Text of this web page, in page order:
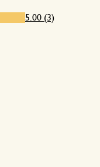
5.00 (3)